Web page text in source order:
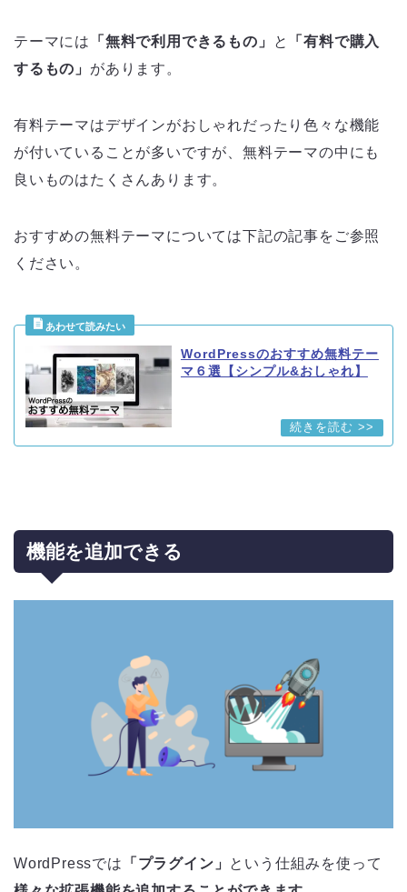
テーマには 「無料で利用できるもの」 と
「有料で購入
するもの」 があります。
有料テーマはデザインがおしゃれだったり色々な機能
が付いていることが多いですが、無料テーマの中にも
良いものはたくさんあります。
おすすめの無料テーマについては下記の記事をご参照
ください。
WordPressのおすすめ無料テー
マ６選【シンプル&おしゃれ】
機能を追加できる
WordPressでは 「プラグイン」 という仕組みを使って